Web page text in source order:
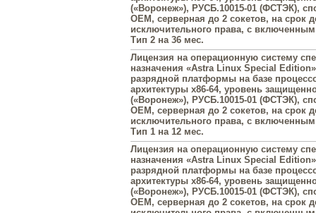
(«Воронеж»), РУСБ.10015-01 (ФСТЭК),
OEM, серверная до 2 сокетов, на срок
исключительного права, с
Тип 2 на 36 мес.
Лицензия на операционную систему
назначения «Astra Linux Special
разрядной платформы на базе
архитектуры х86-64, уровень
(«Воронеж»), РУСБ.10015-01 (ФСТЭК),
OEM, серверная до 2 сокетов, на срок
исключительного права, с
Тип 1 на 12 мес.
Лицензия на операционную систему
назначения «Astra Linux Special
разрядной платформы на базе
архитектуры х86-64, уровень
(«Воронеж»), РУСБ.10015-01 (ФСТЭК),
OEM, серверная до 2 сокетов, на срок